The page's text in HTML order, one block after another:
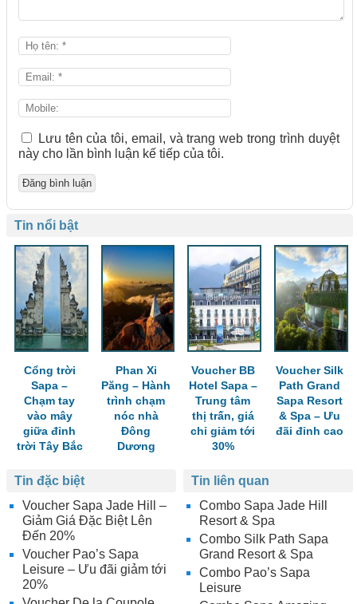
Lưu tên của tôi, email, và trang web trong trình duyệt
này cho lần bình luận kế tiếp của tôi.
Tin nổi bật
Cổng trời
Sapa –
Chạm tay
vào mây
giữa đỉnh
trời Tây Bắc
Phan Xi
Păng – Hành
trình chạm
nóc nhà
Đông
Dương
Voucher BB
Hotel Sapa –
Trung tâm
thị trấn, giá
chỉ giảm tới
30%
Voucher Silk
Path Grand
Sapa Resort
& Spa – Ưu
đãi đỉnh cao
Tin liên quan
Combo Sapa Jade Hill
Resort & Spa
Combo Silk Path Sapa
Grand Resort & Spa
Combo Pao’s Sapa
Leisure
Tin đặc biệt
Voucher Sapa Jade Hill –
Giảm Giá Đặc Biệt Lên
Đến 20%
Voucher Pao’s Sapa
Leisure – Ưu đãi giảm tới
20%